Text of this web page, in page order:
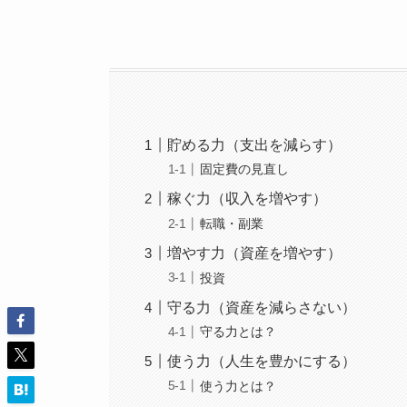
貯める力（支出を減らす）
固定費の見直し
稼ぐ力（収入を増やす）
転職・副業
増やす力（資産を増やす）
投資
守る力（資産を減らさない）
守る力とは？
使う力（人生を豊かにする）
使う力とは？